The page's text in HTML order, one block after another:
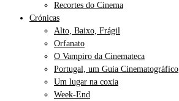
Recortes do Cinema
Crónicas
Alto, Baixo, Frágil
Orfanato
O Vampiro da Cinemateca
Portugal, um Guia Cinematográfico
Um lugar na coxia
Week-End